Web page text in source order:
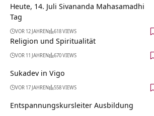
Heute, 14. Juli Sivananda Mahasamadhi
Tag
VOR 12 JAHREN 618 VIEWS
Religion und Spiritualität
VOR 11 JAHREN 670 VIEWS
Sukadev in Vigo
VOR 17 JAHREN 558 VIEWS
Entspannungskursleiter Ausbildung